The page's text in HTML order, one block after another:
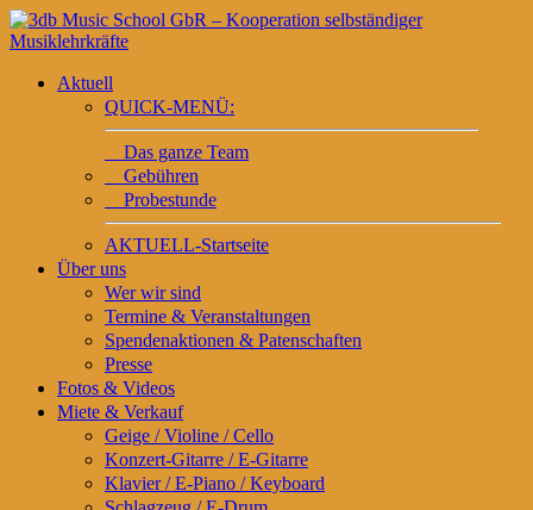
Aktuell
QUICK-MENÜ:
Das ganze Team
Gebühren
Probestunde
AKTUELL-Startseite
Über uns
Wer wir sind
Termine & Veranstaltungen
Spendenaktionen & Patenschaften
Presse
Fotos & Videos
Miete & Verkauf
Geige / Violine / Cello
Konzert-Gitarre / E-Gitarre
Klavier / E-Piano / Keyboard